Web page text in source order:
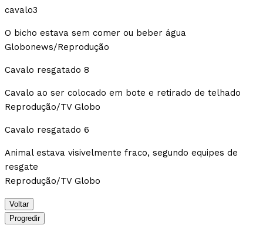
cavalo3
O bicho estava sem comer ou beber água
Globonews/Reprodução
Cavalo resgatado 8
Cavalo ao ser colocado em bote e retirado de telhado
Reprodução/TV Globo
Cavalo resgatado 6
Animal estava visivelmente fraco, segundo equipes de
resgate
Reprodução/TV Globo
Voltar
Progredir